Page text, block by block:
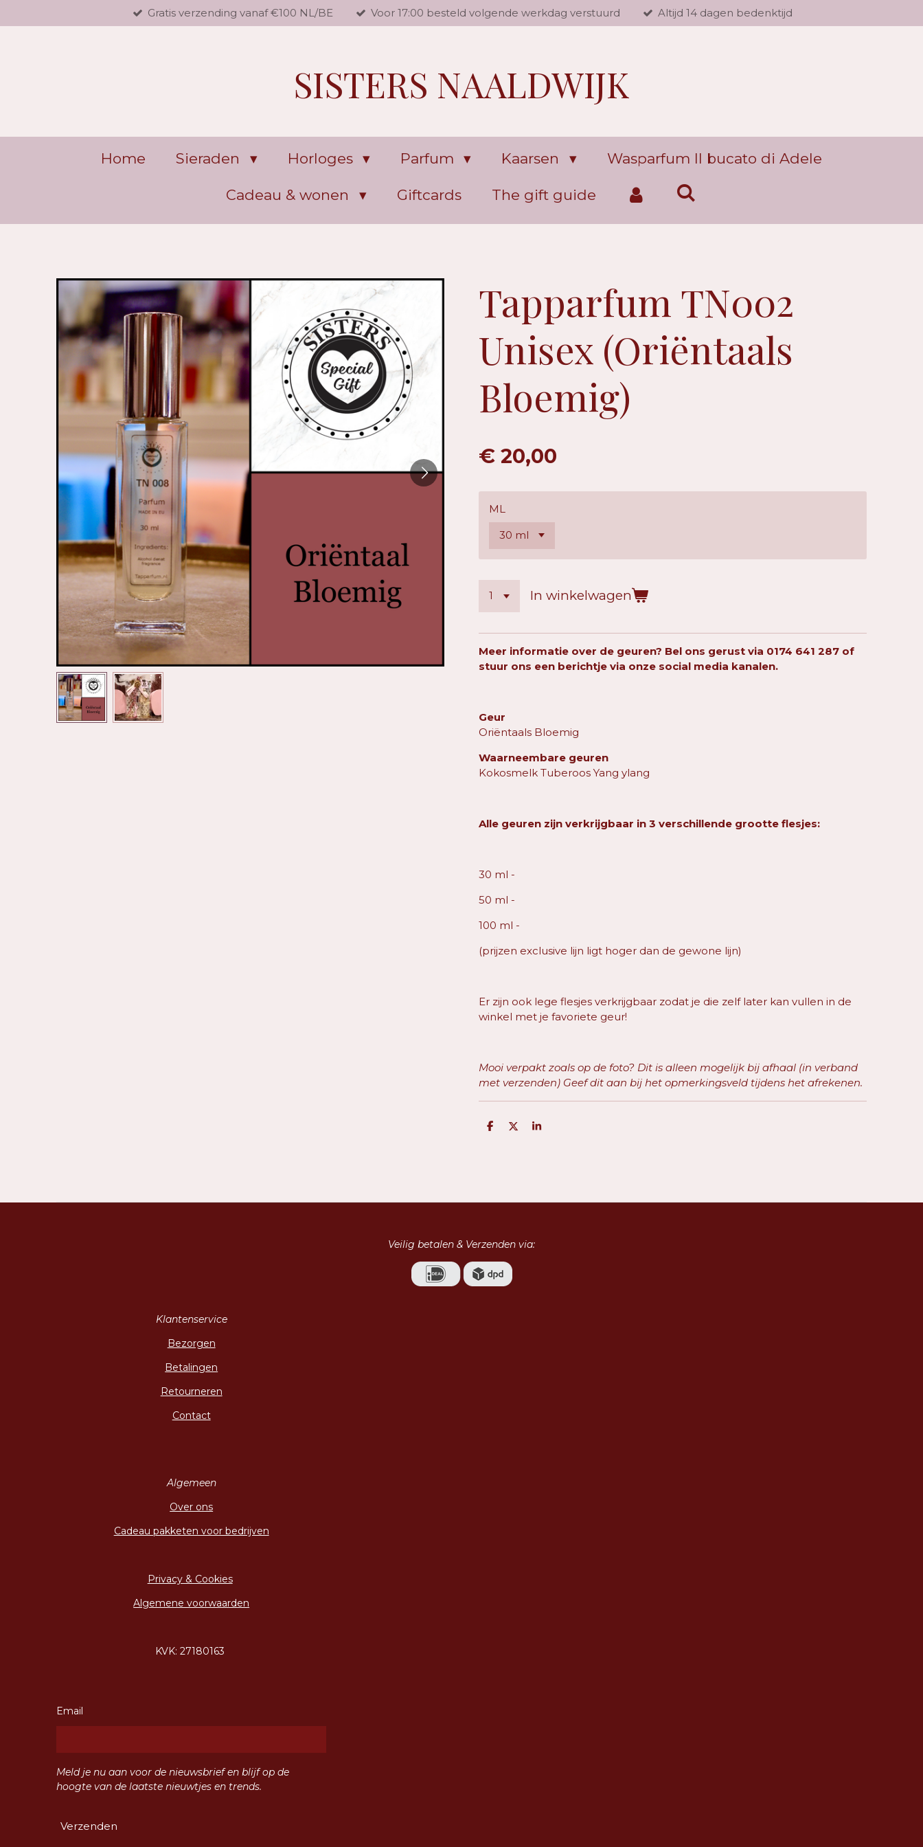
direct
Gratis verzending vanaf €100 NL/BE Voor 17:00 besteld volgende werkdag verstuurd Altijd 14 dagen bedenktijd
SISTERS NAALDWIJK
Home Sieraden Horloges Parfum Kaarsen Wasparfum Il bucato di Adele
Cadeau & wonen Giftcards The gift guide
Tapparfum TN002
Unisex (Oriëntaals
Bloemig)
€ 20,00
ML
In winkelwagen
Meer informatie over de geuren? Bel ons gerust via 0174 641 287 of
stuur ons een berichtje via onze social media kanalen.
Geur
Oriëntaals Bloemig
Waarneembare geuren
Kokosmelk Tuberoos Yang ylang
Alle geuren zijn verkrijgbaar in 3 verschillende grootte flesjes:
30 ml -
50 ml -
100 ml -
(prijzen exclusive lijn ligt hoger dan de gewone lijn)
Er zijn ook lege flesjes verkrijgbaar zodat je die zelf later kan vullen in de
winkel met je favoriete geur!
Mooi verpakt zoals op de foto? Dit is alleen mogelijk bij afhaal (in verband
met verzenden) Geef dit aan bij het opmerkingsveld tijdens het afrekenen.
D
D
S
Veilig betalen & Verzenden via:
Klantenservice
Bezorgen
Betalingen
Retourneren
Contact
Algemeen
Over ons
Cadeau pakketen voor bedrijven
Privacy & Cookies
Algemene voorwaarden
KVK: 27180163
Email
Meld je nu aan voor de nieuwsbrief en blijf op de
hoogte van de laatste nieuwtjes en trends.
Verzenden